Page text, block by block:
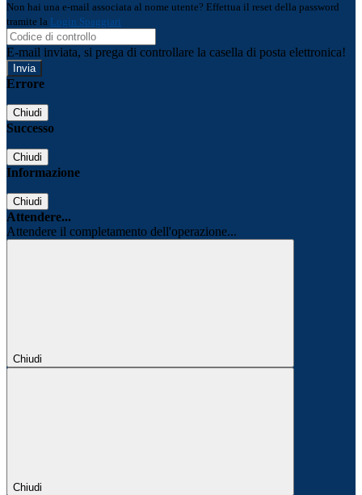
Non hai una e-mail associata al nome utente? Effettua il reset della password
tramite la Login Spaggiari
E-mail inviata, si prega di controllare la casella di posta elettronica!
Errore
Chiudi
Successo
Chiudi
Informazione
Chiudi
Attendere...
Attendere il completamento dell'operazione...
Chiudi
Chiudi